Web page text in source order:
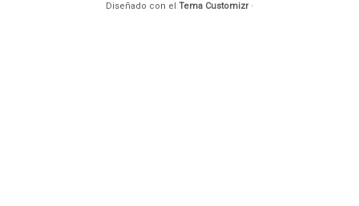
Diseñado con el Tema Customizr·